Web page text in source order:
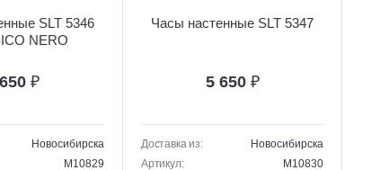
SLT 5346
NERO
₽
Новосибирска
M10829
Часы настенные SLT 5347
5 650 ₽
Доставка из:
Новосибирска
Артикул:
M10830